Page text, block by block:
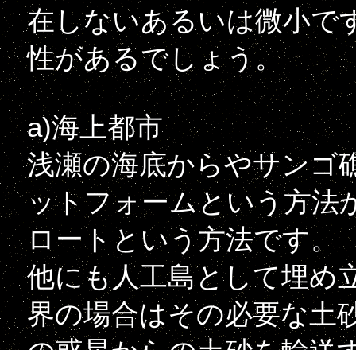
在しないあるいは微小で
性があるでしょう。
a)海上都市
浅瀬の海底からやサンゴ
ットフォームという方法
ロートという方法です。
他にも人工島として埋め
界の場合はその必要な土